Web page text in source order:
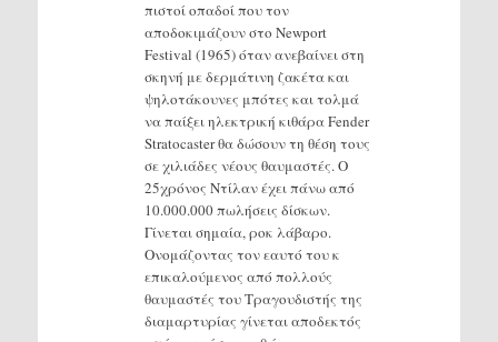
πιστοί οπαδοί που τον
αποδοκιμάζουν στο Newport
Festival (1965) όταν ανεβαίνει στη
σκηνή με δερμάτινη ζακέτα και
ψηλοτάκουνες μπότες και τολμά
να παίξει ηλεκτρική κιθάρα Fender
Stratocaster θα δώσουν τη θέση τους
σε χιλιάδες νέους θαυμαστές. O
25χρόνος Ντίλαν έχει πάνω από
10.000.000 πωλήσεις δίσκων.
Γίνεται σημαία, ροκ λάβαρο.
Ονομάζοντας τον εαυτό του κ
επικαλούμενος από πολλούς
θαυμαστές του Τραγουδιστής της
διαμαρτυρίας γίνεται αποδεκτός